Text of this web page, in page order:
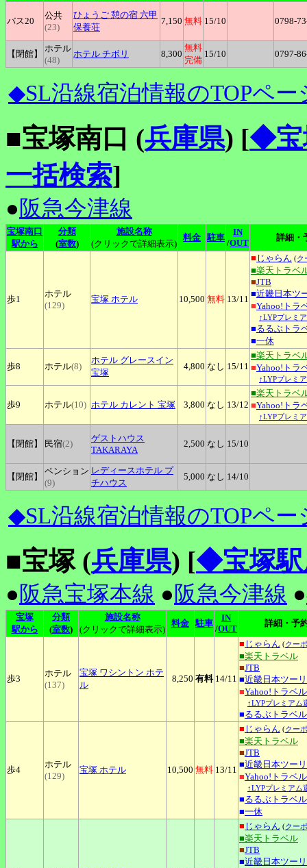
バス20
公共
(23)
ひょうご 憩の宿 六甲
保養荘
7,150 無料 15/10 0798-
【閉館】
ホテル
(48)
ホテル チボリ 8,300
無料
完備
15/10 0797-
◆SL沿線宿泊情報のTOPペー
■宝塚南口 (兵庫県) [◆宝
一括検索]
●阪急今津線
宝塚南口
駅から
分類
(室数)
施設名称
(クリックで詳細表示)
料金 駐車
IN
/OUT
詳細・
歩1
ホテル
(129)
宝塚 ホテル 10,500 無料 13/11
■ じゃらん (ク
■楽天トラベ
■JTB
■近畿日本ツ
■Yahoo!トラ
↑LYPプレミ
■るるぶトラ
■一休
歩8 ホテル(8)
ホテル グレースイン
宝塚
4,800 なし 15/11
■楽天トラベ
■Yahoo!トラ
↑LYPプレミ
歩9 ホテル(10) ホテル カレント 宝塚 3,800 なし 13/12
■楽天トラベ
■Yahoo!トラ
↑LYPプレミ
【閉館】 民宿(2)
ゲストハウス
TAKARAYA
2,500 なし 15/10
【閉館】
ペンション
(9)
レディースホテル プ
チハウス
5,000 なし 14/10
◆SL沿線宿泊情報のTOPペー
■宝塚 (兵庫県) [◆宝塚駅
●阪急宝塚本線 ●阪急今津線 ●
宝塚
駅から
分類
(室数)
施設名称
(クリックで詳細表示)
料金 駐車
IN
/OUT
詳細・予
歩3
ホテル
(137)
宝塚 ワシントン ホテ
ル
8,250 有料 14/11
■ じゃらん (クー
■楽天トラベル
■JTB
■近畿日本ツー
■Yahoo!トラベル
↑LYPプレミアム
■るるぶトラベル
歩4
ホテル
(129)
宝塚 ホテル 10,500 無料 13/11
■ じゃらん (クー
■楽天トラベル
■JTB
■近畿日本ツー
■Yahoo!トラベル
↑LYPプレミアム
■るるぶトラベル
■一休
■ じゃらん (クー
■楽天トラベル
■JTB
■近畿日本ツー